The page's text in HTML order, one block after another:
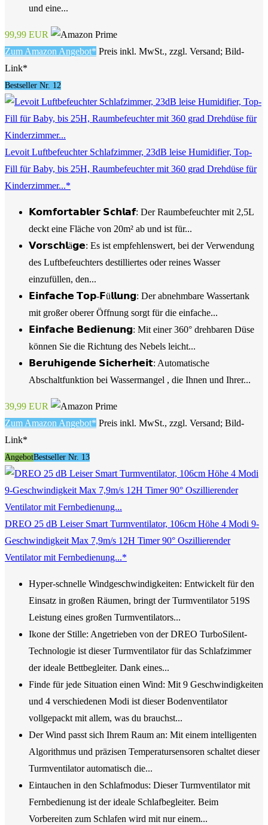
und eine...
99,99 EUR
Zum Amazon Angebot* Preis inkl. MwSt., zzgl. Versand; Bild-
Link*
Bestseller Nr. 12
Levoit Luftbefeuchter Schlafzimmer, 23dB leise Humidifier, Top-
Fill für Baby, bis 25H, Raumbefeuchter mit 360 grad Drehdüse für
Kinderzimmer...*
𝗞𝗼𝗺𝗳𝗼𝗿𝘁𝗮𝗯𝗹𝗲𝗿 𝗦𝗰𝗵𝗹𝗮𝗳: Der Raumbefeuchter mit 2,5L
deckt eine Fläche von 20m² ab und ist für...
𝗩𝗼𝗿𝘀𝗰𝗵𝗹ä𝗴𝗲: Es ist empfehlenswert, bei der Verwendung
des Luftbefeuchters destilliertes oder reines Wasser
einzufüllen, den...
𝗘𝗶𝗻𝗳𝗮𝗰𝗵𝗲 𝗧𝗼𝗽-𝗙ü𝗹𝗹𝘂𝗻𝗴: Der abnehmbare Wassertank
mit großer oberer Öffnung sorgt für die einfache...
𝗘𝗶𝗻𝗳𝗮𝗰𝗵𝗲 𝗕𝗲𝗱𝗶𝗲𝗻𝘂𝗻𝗴: Mit einer 360° drehbaren Düse
können Sie die Richtung des Nebels leicht...
𝗕𝗲𝗿𝘂𝗵𝗶𝗴𝗲𝗻𝗱𝗲 𝗦𝗶𝗰𝗵𝗲𝗿𝗵𝗲𝗶𝘁: Automatische
Abschaltfunktion bei Wassermangel , die Ihnen und Ihrer...
39,99 EUR
Zum Amazon Angebot* Preis inkl. MwSt., zzgl. Versand; Bild-
Link*
AngebotBestseller Nr. 13
DREO 25 dB Leiser Smart Turmventilator, 106cm Höhe 4 Modi 9-
Geschwindigkeit Max 7,9m/s 12H Timer 90° Oszillierender
Ventilator mit Fernbedienung...*
Hyper-schnelle Windgeschwindigkeiten: Entwickelt für den
Einsatz in großen Räumen, bringt der Turmventilator 519S
Leistung eines großen Turmventilators...
Ikone der Stille: Angetrieben von der DREO TurboSilent-
Technologie ist dieser Turmventilator für das Schlafzimmer
der ideale Bettbegleiter. Dank eines...
Finde für jede Situation einen Wind: Mit 9 Geschwindigkeiten
und 4 verschiedenen Modi ist dieser Bodenventilator
vollgepackt mit allem, was du brauchst...
Der Wind passt sich Ihrem Raum an: Mit einem intelligenten
Algorithmus und präzisen Temperatursensoren schaltet dieser
Turmventilator automatisch die...
Eintauchen in den Schlafmodus: Dieser Turmventilator mit
Fernbedienung ist der ideale Schlafbegleiter. Beim
Vorbereiten zum Schlafen wird mit nur einem...